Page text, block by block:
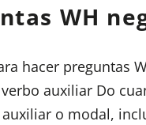
WH
hacer preguntas
auxiliar Do
o modal,